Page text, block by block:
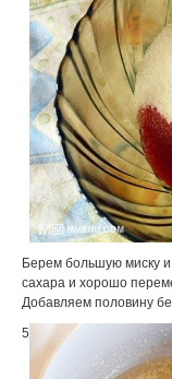
Берем большую миску
сахара и хорошо
Добавляем половину
5